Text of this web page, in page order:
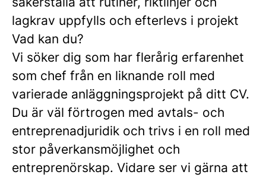
lagkrav uppfylls och efterlevs i projekt
Vad kan du?
Vi söker dig som har flerårig erfarenhet
som chef från en liknande roll med
varierade anläggningsprojekt på ditt CV.
Du är väl förtrogen med avtals- och
entreprenadjuridik och trivs i en roll med
stor påverkansmöjlighet och
entreprenörskap. Vidare ser vi gärna att